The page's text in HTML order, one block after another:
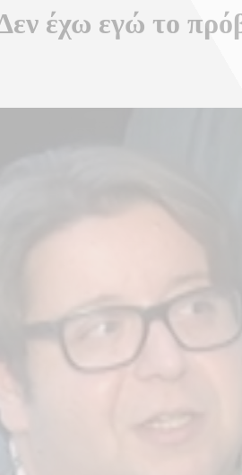
έχω εγώ το